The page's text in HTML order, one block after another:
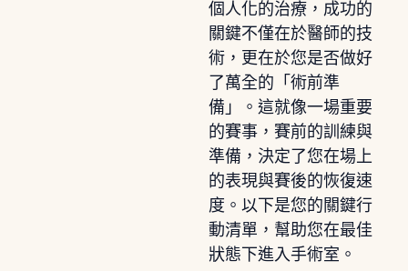
個人化的治療，成功的
關鍵不僅在於醫師的技
術，更在於您是否做好
了萬全的「術前準
備」。這就像一場重要
的賽事，賽前的訓練與
準備，決定了您在場上
的表現與賽後的恢復速
度。以下是您的關鍵行
動清單，幫助您在最佳
狀態下進入手術室。